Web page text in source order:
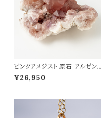
ピンクアメジスト 原石 アルゼン
チン産 置物 幅65mm 浄化 癒し
開運 愛情運 パワーストーン 天
¥26,950